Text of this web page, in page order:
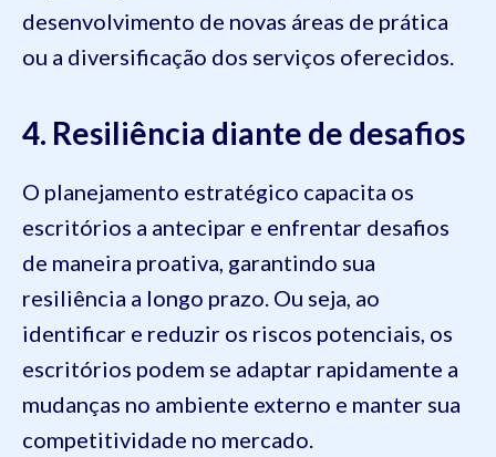
desenvolvimento de novas áreas de prática
ou a diversificação dos serviços oferecidos.
4. Resiliência diante de desafios
O planejamento estratégico capacita os
escritórios a antecipar e enfrentar desafios
de maneira proativa, garantindo sua
resiliência a longo prazo. Ou seja, ao
identificar e reduzir os riscos potenciais, os
escritórios podem se adaptar rapidamente a
mudanças no ambiente externo e manter sua
competitividade no mercado.